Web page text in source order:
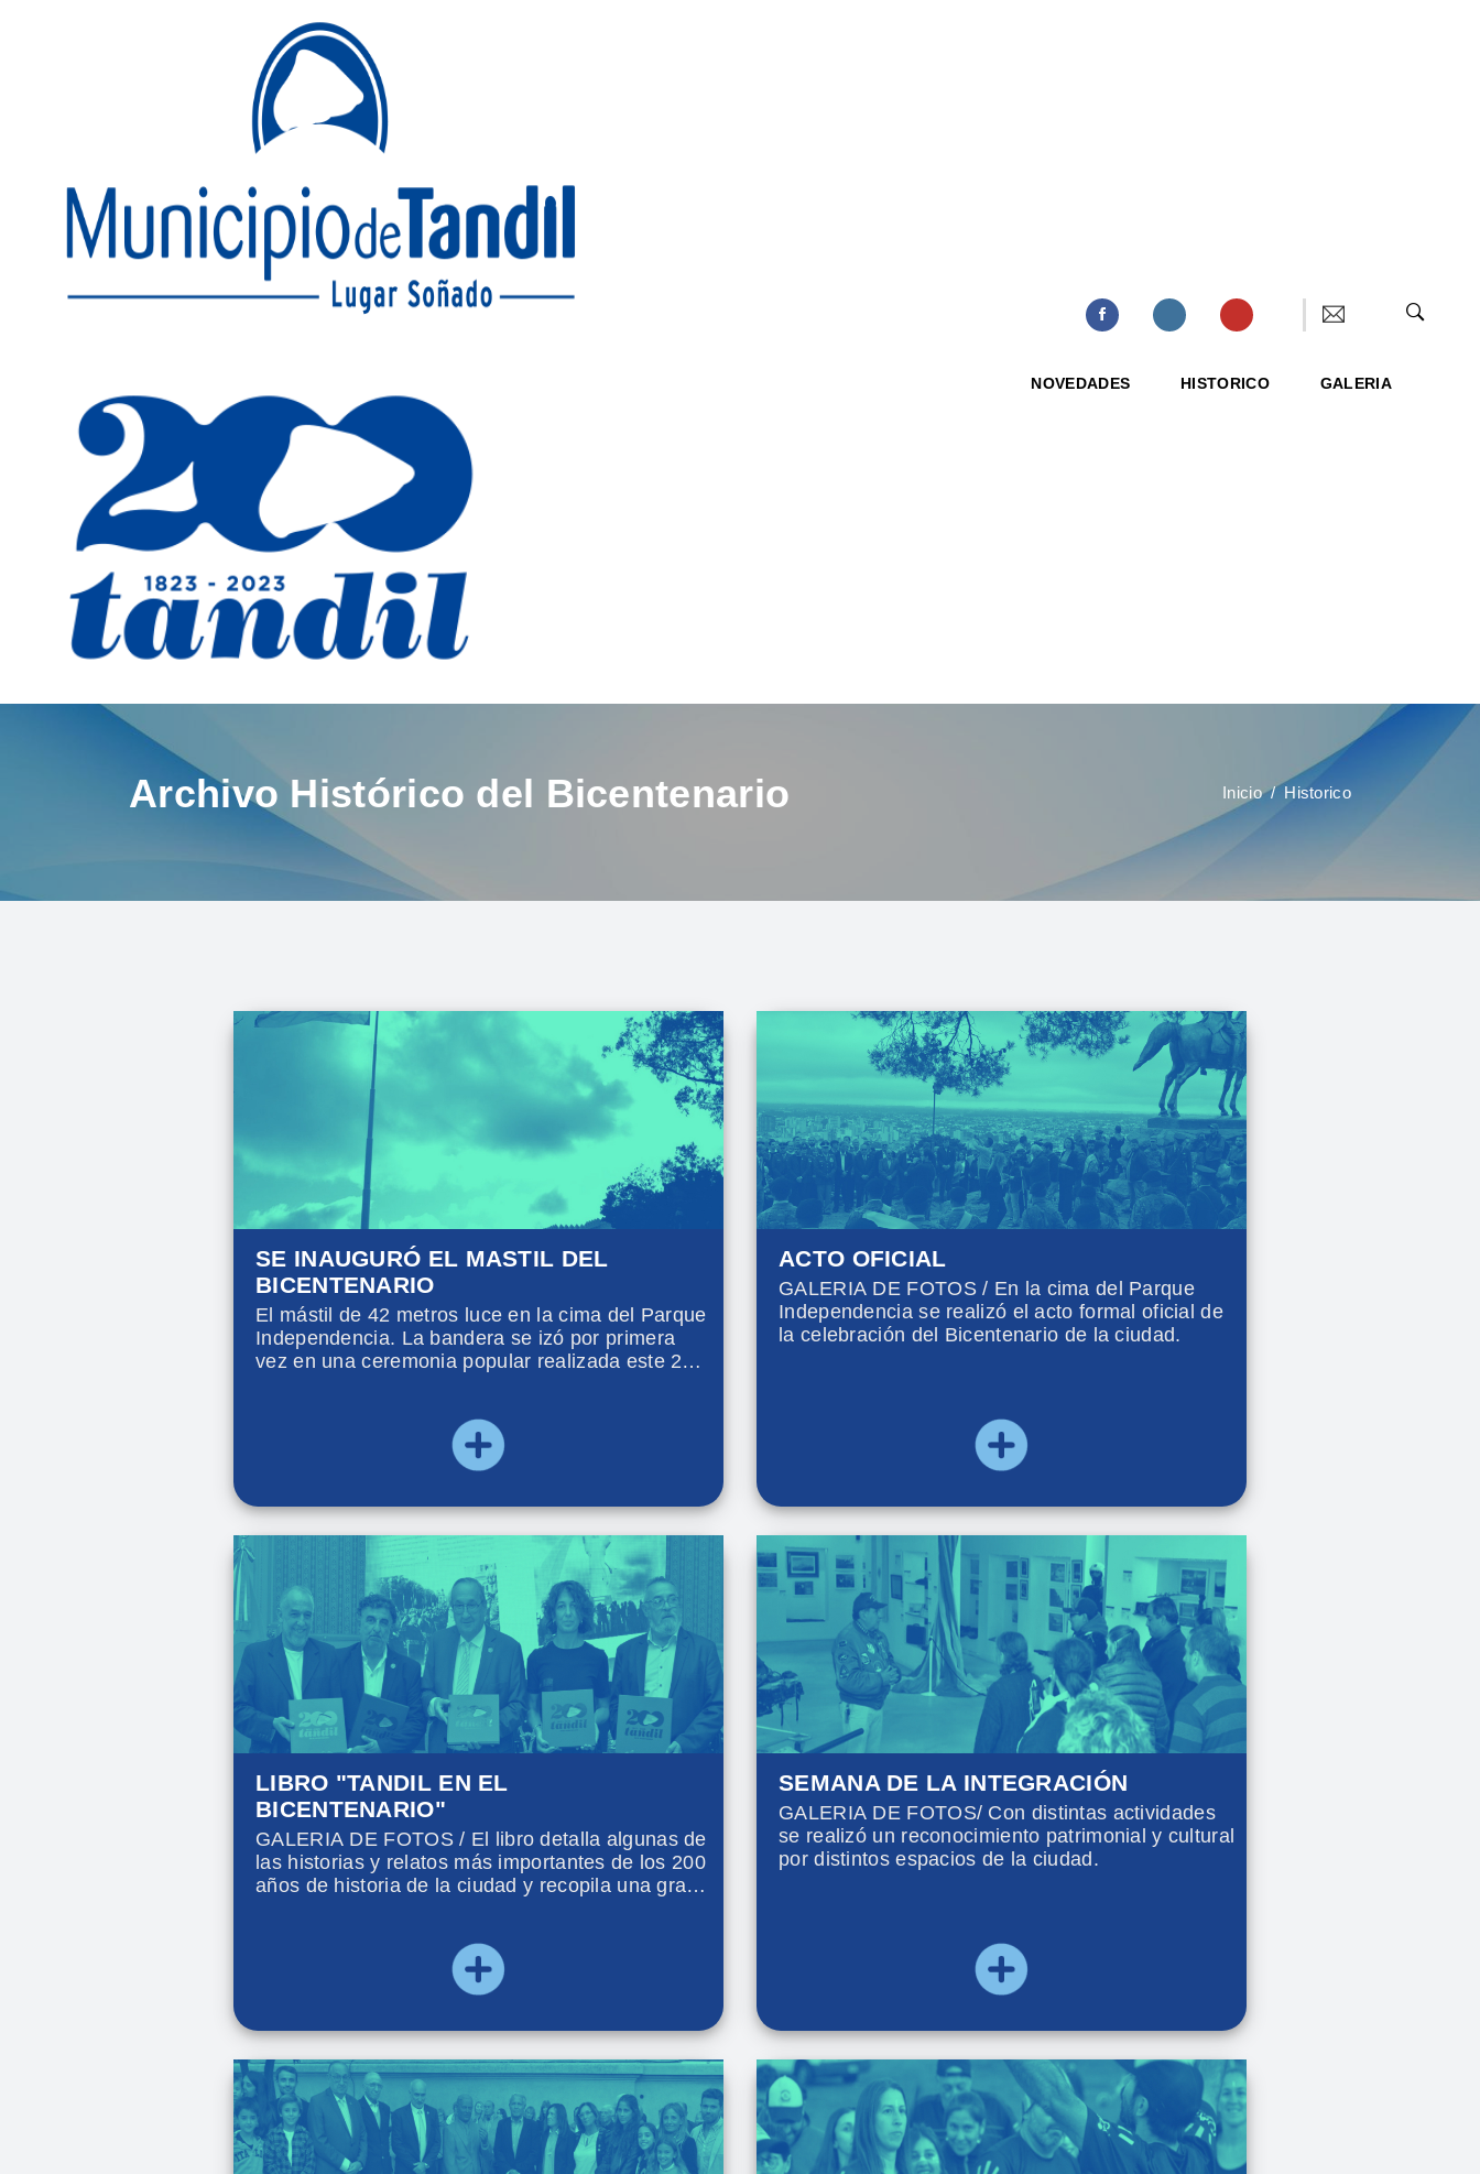
NOVEDADES HISTORICO GALERIA
Archivo Histórico del Bicentenario Inicio Historico
SE INAUGURÓ EL MASTIL DEL
BICENTENARIO
El mástil de 42 metros luce en la cima del Parque
Independencia. La bandera se izó por primera
vez en una ceremonia popular realizada este 20
ACTO OFICIAL
GALERIA DE FOTOS / En la cima del Parque
Independencia se realizó el acto formal oficial de
la celebración del Bicentenario de la ciudad.
LIBRO "TANDIL EN EL
BICENTENARIO"
GALERIA DE FOTOS / El libro detalla algunas de
las historias y relatos más importantes de los 200
años de historia de la ciudad y recopila una gran
SEMANA DE LA INTEGRACIÓN
GALERIA DE FOTOS/ Con distintas actividades
se realizó un reconocimiento patrimonial y cultural
por distintos espacios de la ciudad.